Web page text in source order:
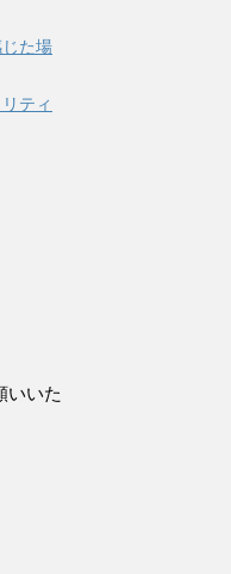
た場
ティ
いいた